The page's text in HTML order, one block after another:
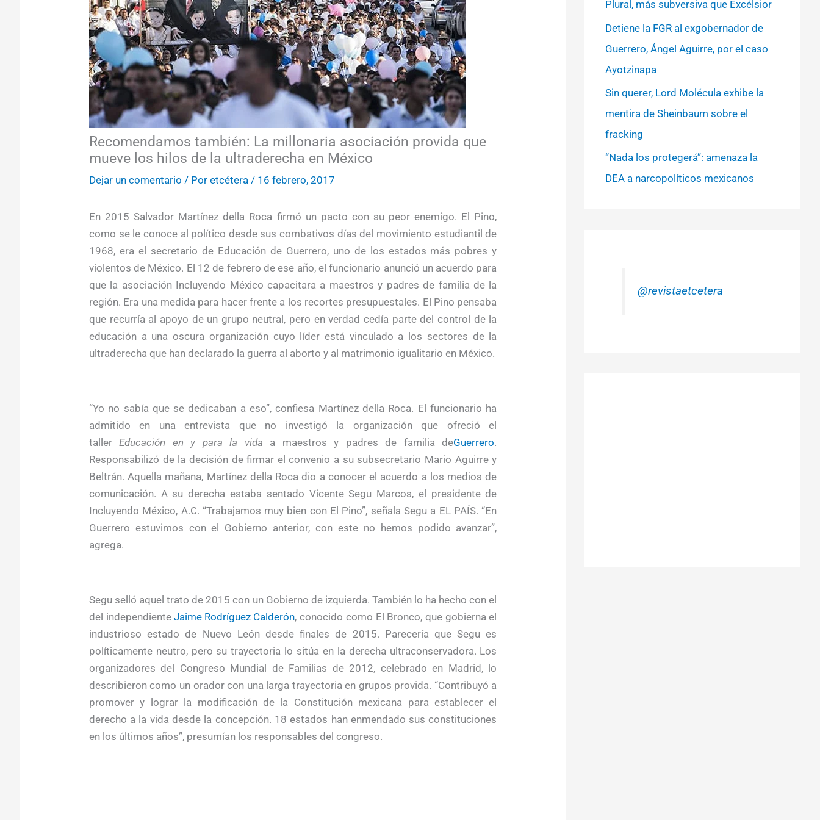
Recomendamos también: La millonaria asociación provida que
mueve los hilos de la ultraderecha en México
Dejar un comentario / Por etcétera / 16 febrero, 2017
En 2015 Salvador Martínez della Roca firmó un pacto con su peor enemigo. El Pino,
como se le conoce al político desde sus combativos días del movimiento estudiantil de
1968, era el secretario de Educación de Guerrero, uno de los estados más pobres y
violentos de México. El 12 de febrero de ese año, el funcionario anunció un acuerdo para
que la asociación Incluyendo México capacitara a maestros y padres de familia de la
región. Era una medida para hacer frente a los recortes presupuestales. El Pino pensaba
que recurría al apoyo de un grupo neutral, pero en verdad cedía parte del control de la
educación a una oscura organización cuyo líder está vinculado a los sectores de la
ultraderecha que han declarado la guerra al aborto y al matrimonio igualitario en México.
“Yo no sabía que se dedicaban a eso”, confiesa Martínez della Roca. El funcionario ha
admitido en una entrevista que no investigó la organización que ofreció el
tallerEducación en y para la vida a maestros y padres de familia deGuerrero.
Responsabilizó de la decisión de firmar el convenio a su subsecretario Mario Aguirre y
Beltrán. Aquella mañana, Martínez della Roca dio a conocer el acuerdo a los medios de
comunicación. A su derecha estaba sentado Vicente Segu Marcos, el presidente de
Incluyendo México, A.C. “Trabajamos muy bien con El Pino”, señala Segu a EL PAÍS. “En
Guerrero estuvimos con el Gobierno anterior, con este no hemos podido avanzar”,
agrega.
Segu selló aquel trato de 2015 con un Gobierno de izquierda. También lo ha hecho con el
del independienteJaime Rodríguez Calderón, conocido como El Bronco, que gobierna el
industrioso estado de Nuevo León desde finales de 2015. Parecería que Segu es
políticamente neutro, pero su trayectoria lo sitúa en la derecha ultraconservadora. Los
organizadores del Congreso Mundial de Familias de 2012, celebrado en Madrid, lo
describieron como un orador con una larga trayectoria en grupos provida. “Contribuyó a
promover y lograr la modificación de la Constitución mexicana para establecer el
derecho a la vida desde la concepción. 18 estados han enmendado sus constituciones
en los últimos años”, presumían los responsables del congreso.
Plural, más subversiva que Excélsior
Detiene la FGR al exgobernador de
Guerrero, Ángel Aguirre, por el caso
Ayotzinapa
Sin querer, Lord Molécula exhibe la
mentira de Sheinbaum sobre el
fracking
“Nada los protegerá”: amenaza la
DEA a narcopolíticos mexicanos
@revistaetcetera